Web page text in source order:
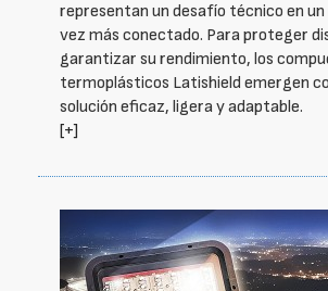
representan un desafío técnico en un
vez más conectado. Para proteger
garantizar su rendimiento, los
termoplásticos Latishield emergen
solución eficaz, ligera y adaptable.
[+]